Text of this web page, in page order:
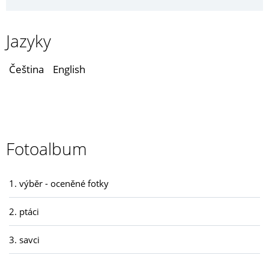
Jazyky
Čeština English
Fotoalbum
1. výběr - oceněné fotky
2. ptáci
3. savci